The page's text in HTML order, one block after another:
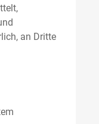
an Dritte